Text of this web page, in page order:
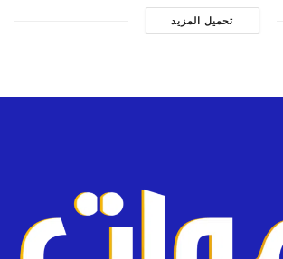
تحميل المزيد